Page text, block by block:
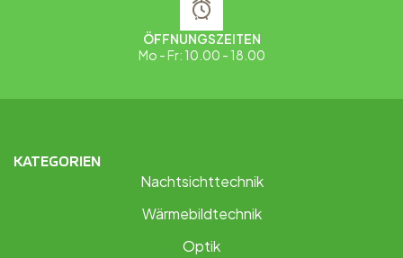
ÖFFNUNGSZEITEN
Mo - Fr: 10.00 - 18.00
KATEGORIEN
Nachtsichttechnik
Wärmebildtechnik
Optik